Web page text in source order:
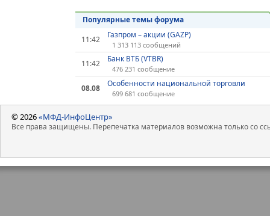
Популярные темы форума
11:42
Газпром – акции (GAZP)
1 313 113 сообщений
11:42 Банк ВТБ (VTBR)
476 231 сообщение
08.08 Особенности национальной торговли
699 681 сообщение
© 2026«МФД-ИнфоЦентр»
Все права защищены. Перепечатка материалов возможна только со